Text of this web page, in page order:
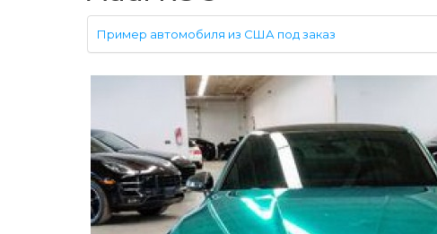
Пример автомобиля из США под заказ